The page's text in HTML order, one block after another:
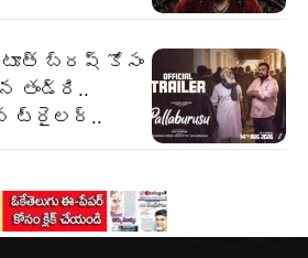
టూత్ బ్రష్ కోసం
తండ్రి..
ట్రైలర్..